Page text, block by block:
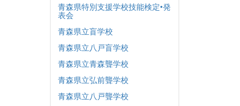
青森県特別支援学校技能検定•発
表会
青森県立盲学校
青森県立八戸盲学校
青森県立青森聾学校
青森県立弘前聾学校
青森県立八戸聾学校